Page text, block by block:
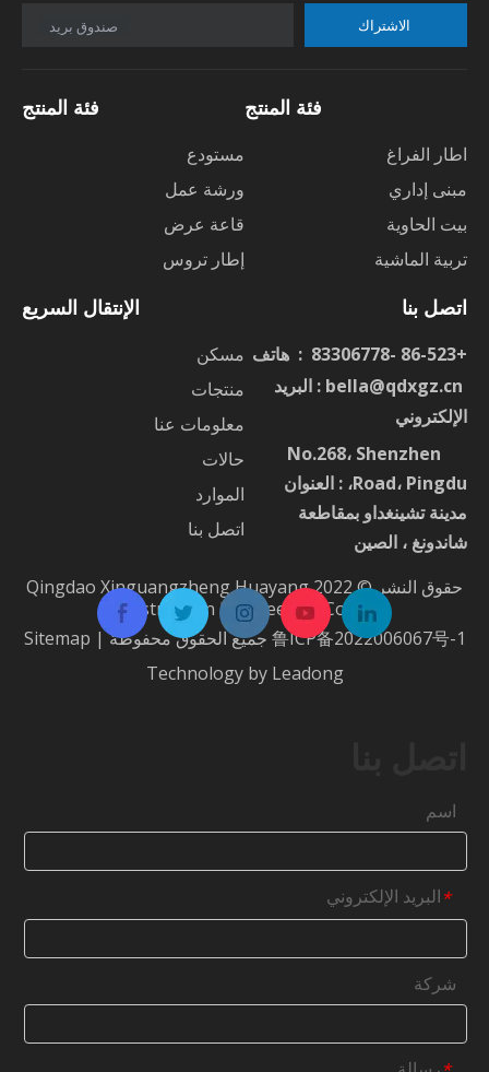
صندوق بريد
فئة المنتج
مستودع
ورشة عمل
قاعة عرض
إطار تروس
فئة المنتج
اطار الفراغ
مبنى إداري
بيت الحاوية
تربية الماشية
الإنتقال السريع
مسكن
منتجات
معلومات عنا
حالات
الموارد
اتصل بنا
اتصل بنا
+86-523 -83306778 : هاتف
bella@qdxgz.cn : البريد
الإلكتروني
No.268، Shenzhen
Road، Pingdu، : العنوان
مدينة تشينغداو بمقاطعة
شاندونغ ، الصين
حقوق النشر © 2022 Qingdao Xinguangzheng Huayang
Construction Engineering Co.، Ltd.
鲁ICP备2022006067号-1 جميع الحقوق محفوظة | Sitemap
Technology by Leadong
اسم
*البريد الإلكتروني
شركة